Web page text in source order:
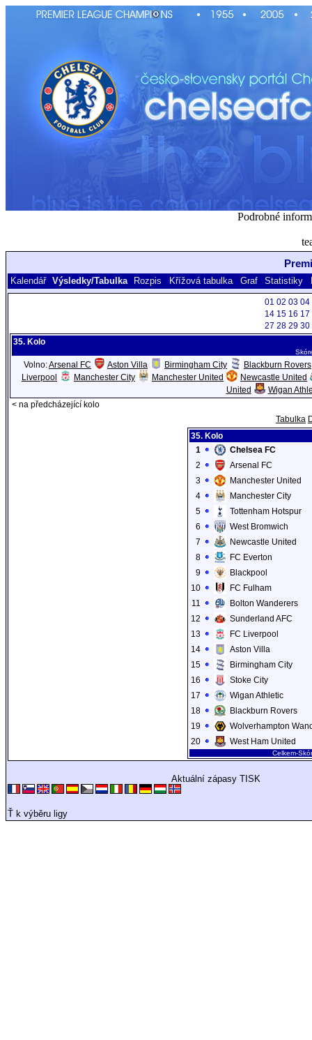
Podrobné
Kalendář Výsledky/Tabulka Rozpis Křížová tabulka Graf Statistiky
01 02 03 04
14 15 16 17
27 28 29 30
35. Kolo
Volno:Arsenal FC Aston Villa Birmingham City
Blackburn Rovers
Liverpool
Manchester City Manchester United
Newcastle United
United
Wigan
< na předcházející kolo
Tabulka
35. Kolo
1
Chelsea FC
2
Arsenal FC
3
Manchester United
4
Manchester City
5
Tottenham Hotspur
6
West Bromwich
7
Newcastle United
8
FC Everton
9
Blackpool
10
FC Fulham
11
Bolton Wanderers
12
Sunderland AFC
13
FC Liverpool
14
Aston Villa
15
Birmingham City
16
Stoke City
17
Wigan Athletic
18
Blackburn Rovers
19
Wolverhampton
20
West Ham United
Celkem-
Aktuální zápasy TISK
Ť k výběru ligy